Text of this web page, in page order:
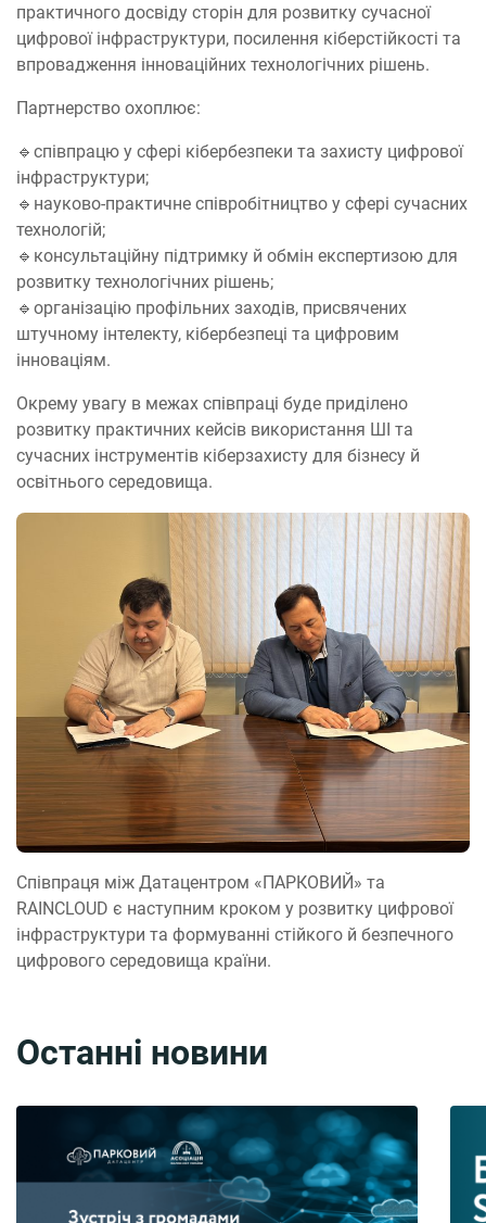
практичного досвіду сторін для розвитку сучасної
цифрової інфраструктури, посилення кіберстійкості та
впровадження інноваційних технологічних рішень.
Партнерство охоплює:
🔹співпрацю у сфері кібербезпеки та захисту цифрової
інфраструктури;
🔹науково-практичне співробітництво у сфері сучасних
технологій;
🔹консультаційну підтримку й обмін експертизою для
розвитку технологічних рішень;
🔹організацію профільних заходів, присвячених
штучному інтелекту, кібербезпеці та цифровим
інноваціям.
Окрему увагу в межах співпраці буде приділено
розвитку практичних кейсів використання ШІ та
сучасних інструментів кіберзахисту для бізнесу й
освітнього середовища.
Співпраця між Датацентром «ПАРКОВИЙ» та
RAINCLOUD є наступним кроком у розвитку цифрової
інфраструктури та формуванні стійкого й безпечного
цифрового середовища країни.
Останні новини